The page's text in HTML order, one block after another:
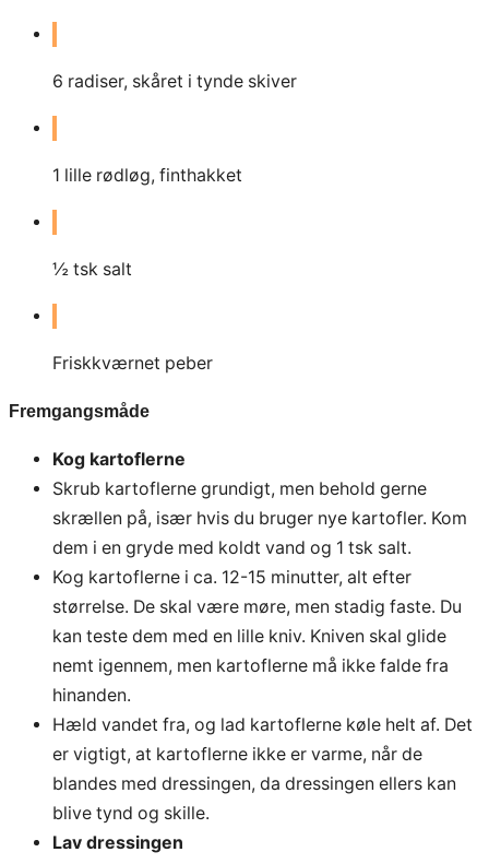
6 radiser, skåret i tynde skiver
1 lille rødløg, finthakket
½ tsk salt
Friskkværnet peber
Fremgangsmåde
Kog kartoflerne
Skrub kartoflerne grundigt, men behold gerne
skrællen på, især hvis du bruger nye kartofler. Kom
dem i en gryde med koldt vand og 1 tsk salt.
Kog kartoflerne i ca. 12-15 minutter, alt efter
størrelse. De skal være møre, men stadig faste. Du
kan teste dem med en lille kniv. Kniven skal glide
nemt igennem, men kartoflerne må ikke falde fra
hinanden.
Hæld vandet fra, og lad kartoflerne køle helt af. Det
er vigtigt, at kartoflerne ikke er varme, når de
blandes med dressingen, da dressingen ellers kan
blive tynd og skille.
Lav dressingen